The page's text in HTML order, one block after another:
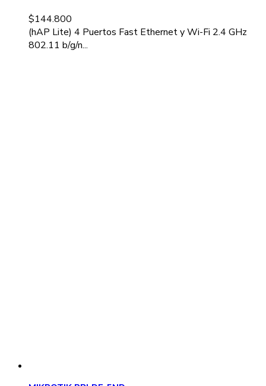
$144.800
(hAP Lite) 4 Puertos Fast Ethernet y Wi-Fi 2.4 GHz
802.11 b/g/n...